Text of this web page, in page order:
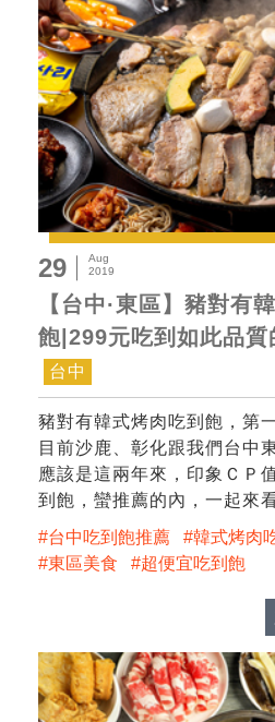
29
Aug
2019
【台中·東區】豬對有
飽|299元吃到如此品
台中
豬對有韓式烤肉吃到飽，第
目前沙鹿、彰化跟我們台中
應該是這兩年來，印象ＣＰ
到飽，蠻推薦的內，一起來
台中吃到飽推薦
韓式烤肉
東區美食
超便宜吃到飽